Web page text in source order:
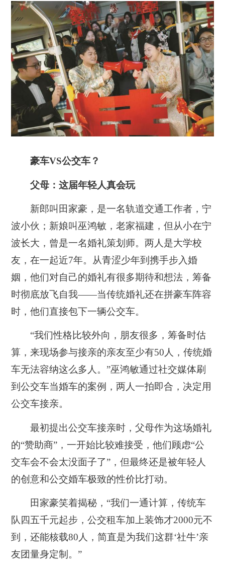
豪车VS公交车？
父母：这届年轻人真会玩
新郎叫田家豪，是一名轨道交通工作者，宁
波小伙；新娘叫巫鸿敏，老家福建，但从小在宁
波长大，曾是一名婚礼策划师。两人是大学校
友，在一起近7年。从青涩少年到携手步入婚
姻，他们对自己的婚礼有很多期待和想法，筹备
时彻底放飞自我——当传统婚礼还在拼豪车阵容
时，他们直接包下一辆公交车。
“我们性格比较外向，朋友很多，筹备时估
算，来现场参与接亲的亲友至少有50人，传统婚
车无法容纳这么多人。”巫鸿敏通过社交媒体刷
到公交车当婚车的案例，两人一拍即合，决定用
公交车接亲。
最初提出公交车接亲时，父母作为这场婚礼
的“赞助商”，一开始比较难接受，他们顾虑“公
交车会不会太没面子了”，但最终还是被年轻人
的创意和公交婚车极致的性价比打动。
田家豪笑着揭秘，“我们一通计算，传统车
队四五千元起步，公交租车加上装饰才2000元不
到，还能核载80人，简直是为我们这群‘社牛’亲
友团量身定制。”